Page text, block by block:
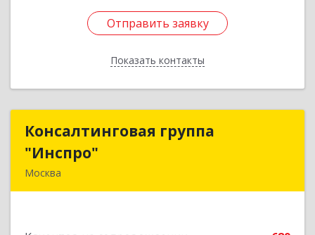
Отправить заявку
Показать контакты
Отправить заявку
Назад
Консалтинговая группа
"Инспро"
Москва
Консалтинговая группа